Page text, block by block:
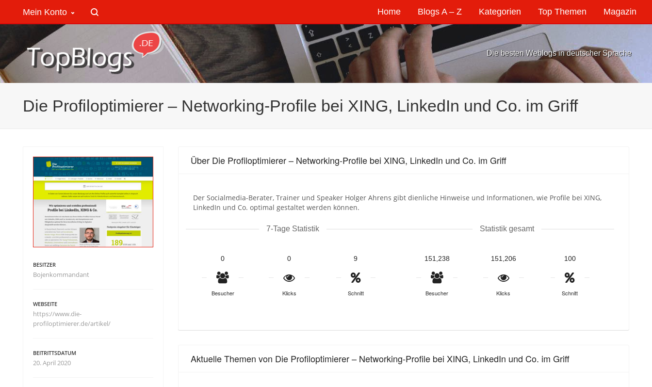
Home Blogs A – Z Kategorien Top Themen Magazin
Mein Konto
Die besten Weblogs in deutscher Sprache
Die Profiloptimierer – Networking-Profile bei XING, LinkedIn und Co. im Griff
Über Die Profiloptimierer – Networking-Profile bei XING, LinkedIn und Co. im Griff
Der Socialmedia-Berater, Trainer und Speaker Holger Ahrens gibt dienliche Hinweise und Informationen, wie Profile bei XING,
LinkedIn und Co. optimal gestaltet werden können.
7-Tage Statistik
0
Besucher
0
Klicks
9
Schnitt
Statistik gesamt
151,238
Besucher
151,206
Klicks
100
Schnitt
Aktuelle Themen von Die Profiloptimierer – Networking-Profile bei XING, LinkedIn und Co. im Griff
BESITZER
Bojenkommandant
WEBSEITE
https://www.die-
profiloptimierer.de/artikel/
BEITRITTSDATUM
20. April 2020